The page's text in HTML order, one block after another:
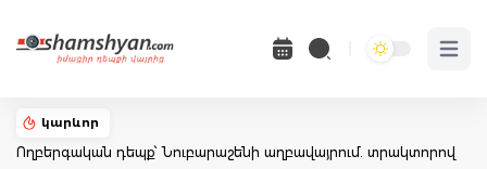
Open
կարևոր
Ողբերգական դեպք՝ Նուբարաշենի աղբավայրում. տրակտորով